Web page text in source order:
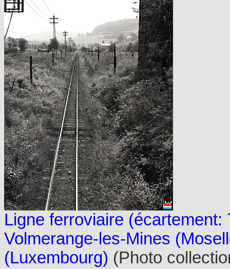
Ligne ferroviaire
Volmerange-les-Mines
(Luxembourg) (Photo